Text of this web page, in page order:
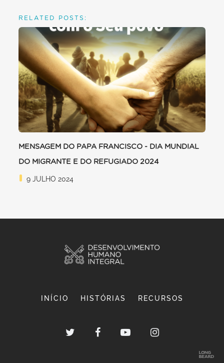
RELATED POSTS:
MENSAGEM DO PAPA FRANCISCO - DIA MUNDIAL
DO MIGRANTE E DO REFUGIADO 2024
9 JULHO 2024
INÍCIO HISTÓRIAS RECURSOS